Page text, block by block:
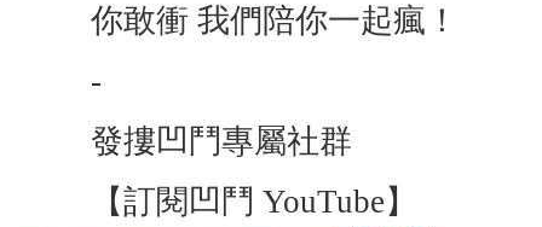
你敢衝 我們陪你一起瘋！
-
發摟凹鬥專屬社群
【訂閱凹鬥 YouTube】